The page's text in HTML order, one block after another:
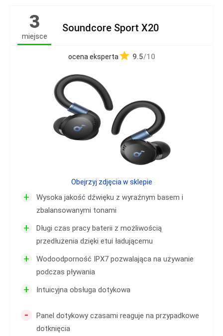
3
miejsce
Soundcore Sport X20
ocena eksperta 9.5/10
+
Wysoka jakość dźwięku z wyraźnym basem i
zbalansowanymi tonami
+
Długi czas pracy baterii z możliwością
przedłużenia dzięki etui ładującemu
+
Wodoodporność IPX7 pozwalająca na używanie
podczas pływania
+ Intuicyjna obsługa dotykowa
-
Panel dotykowy czasami reaguje na przypadkowe
dotknięcia
Obejrzyj zdjęcia w sklepie